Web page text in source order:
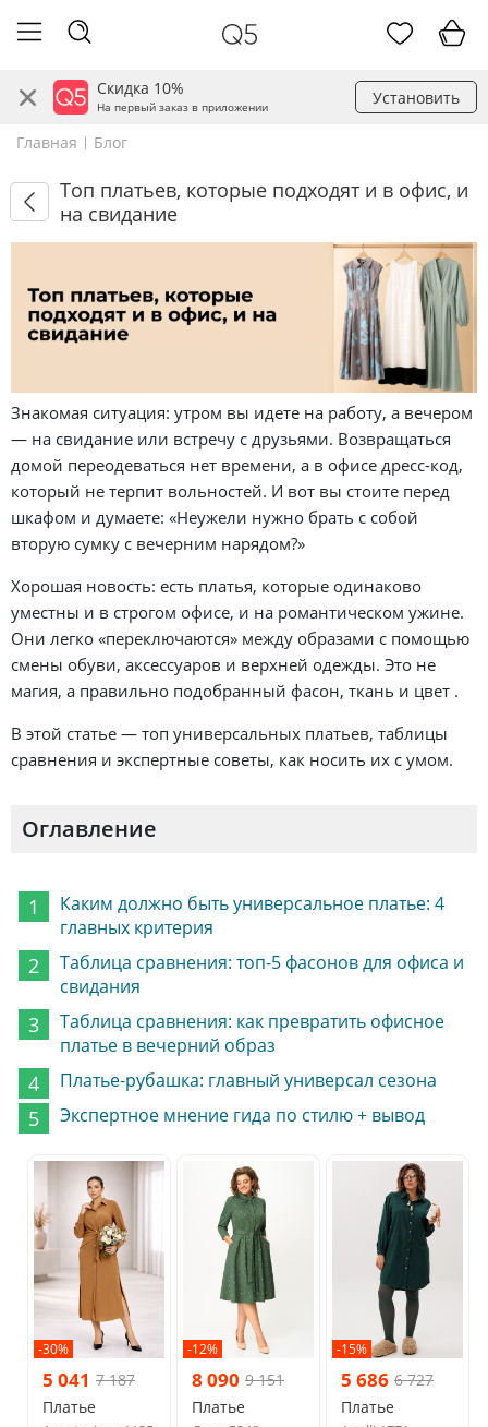
Скидка 10%
На первый заказ в приложении Установить
Главная Блог
Топ платьев, которые подходят и в офис, и
на свидание
Знакомая ситуация: утром вы идете на работу, а вечером
— на свидание или встречу с друзьями. Возвращаться
домой переодеваться нет времени, а в офисе дресс-код,
который не терпит вольностей. И вот вы стоите перед
шкафом и думаете: «Неужели нужно брать с собой
вторую сумку с вечерним нарядом?»
Хорошая новость: есть платья, которые одинаково
уместны и в строгом офисе, и на романтическом ужине.
Они легко «переключаются» между образами с помощью
смены обуви, аксессуаров и верхней одежды. Это не
магия, а правильно подобранный фасон, ткань и цвет .
В этой статье — топ универсальных платьев, таблицы
сравнения и экспертные советы, как носить их с умом.
Оглавление
Каким должно быть универсальное платье: 4
главных критерия
Таблица сравнения: топ-5 фасонов для офиса и
свидания
Таблица сравнения: как превратить офисное
платье в вечерний образ
Платье-рубашка: главный универсал сезона
Экспертное мнение гида по стилю + вывод
-30%
5 041 7 187
Платье
-12%
8 090 9 151
Платье
-15%
5 686 6 727
Платье